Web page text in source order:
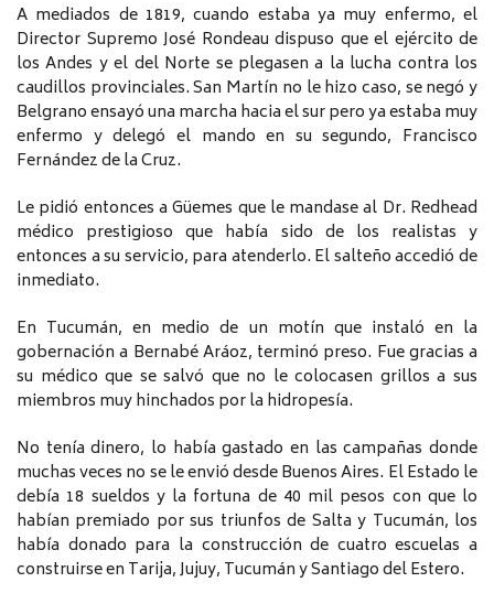
A mediados de 1819, cuando estaba ya muy enfermo, el
Director Supremo José Rondeau dispuso que el ejército de
los Andes y el del Norte se plegasen a la lucha contra los
caudillos provinciales. San Martín no le hizo caso, se negó y
Belgrano ensayó una marcha hacia el sur pero ya estaba muy
enfermo y delegó el mando en su segundo, Francisco
Fernández de la Cruz.
Le pidió entonces a Güemes que le mandase al Dr. Redhead
médico prestigioso que había sido de los realistas y
entonces a su servicio, para atenderlo. El salteño accedió de
inmediato.
En Tucumán, en medio de un motín que instaló en la
gobernación a Bernabé Aráoz, terminó preso. Fue gracias a
su médico que se salvó que no le colocasen grillos a sus
miembros muy hinchados por la hidropesía.
No tenía dinero, lo había gastado en las campañas donde
muchas veces no se le envió desde Buenos Aires. El Estado le
debía 18 sueldos y la fortuna de 40 mil pesos con que lo
habían premiado por sus triunfos de Salta y Tucumán, los
había donado para la construcción de cuatro escuelas a
construirse en Tarija, Jujuy, Tucumán y Santiago del Estero.